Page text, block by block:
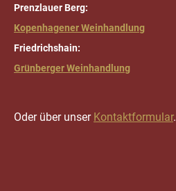
Prenzlauer Berg:
Kopenhagener Weinhandlung
Friedrichshain:
Grünberger Weinhandlung
Oder über unser Kontaktformular.